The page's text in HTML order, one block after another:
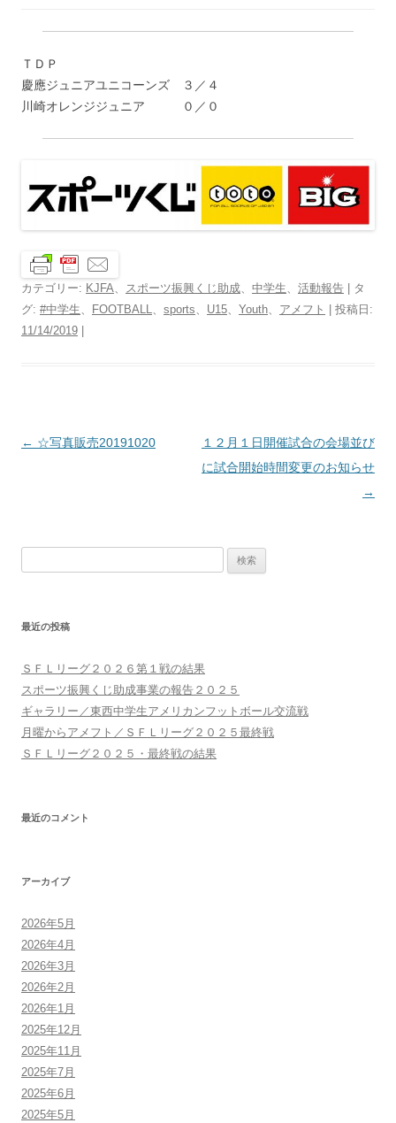
ＴＤＰ
慶應ジュニアユニコーンズ ３／４
川崎オレンジジュニア ０／０
カテゴリー: KJFA スポーツ振興くじ助成 中学生 活動報告 | タ
グ: #中学生 FOOTBALL sports U15 Youth アメフト | 投稿日:
11/14/2019 |
投
← ☆写真販売20191020
１２月１日開催試合の会場並び
に試合開始時間変更のお知らせ
→
索:
最近の投稿
ＳＦＬリーグ２０２６第１戦の結果
スポーツ振興くじ助成事業の報告２０２５
ギャラリー／東西中学生アメリカンフットボール交流戦
月曜からアメフト／ＳＦＬリーグ２０２５最終戦
ＳＦＬリーグ２０２５・最終戦の結果
最近のコメント
アーカイブ
2026年5月
2026年4月
2026年3月
2026年2月
2026年1月
2025年12月
2025年11月
2025年7月
2025年6月
2025年5月